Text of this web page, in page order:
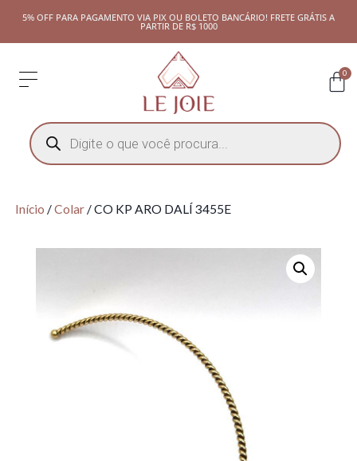
5% OFF PARA PAGAMENTO VIA PIX OU BOLETO BANCÁRIO! FRETE GRÁTIS A
PARTIR DE R$ 1000
0
Início /Colar/ CO KP ARO DALÍ 3455E